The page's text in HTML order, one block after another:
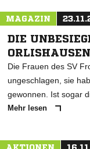
MAGAZIN
DIE
ORLISHAUSEN
Die Frauen des SV
ungeschlagen, sie
gewonnen. Ist sogar
Mehr lesen
AKTIONEN